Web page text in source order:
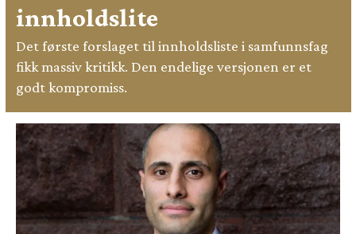
innholdslite
Det første forslaget til innholdsliste i samfunnsfag
fikk massiv kritikk. Den endelige versjonen er et
godt kompromiss.